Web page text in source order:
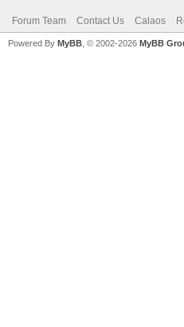
Forum Team Contact Us Calaos
Powered By MyBB , © 2002-2026 MyBB